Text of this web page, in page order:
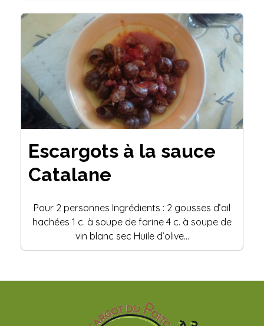
Escargots à la sauce
Catalane
Pour 2 personnes Ingrédients : 2 gousses d’ail
hachées 1 c. à soupe de farine 4 c. à soupe de
vin blanc sec Huile d’olive…